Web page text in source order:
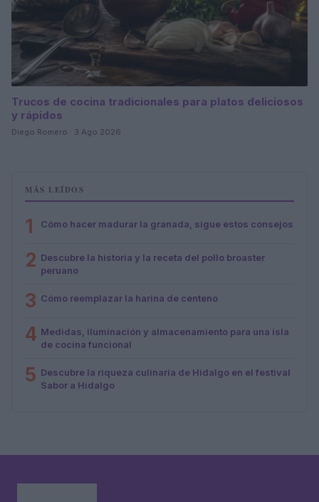
Trucos de cocina tradicionales para platos deliciosos
y rápidos
Diego Romero · 3 Ago 2026
MÁS LEÍDOS
1 Cómo hacer madurar la granada, sigue estos consejos
2 Descubre la historia y la receta del pollo broaster
peruano
3 Cómo reemplazar la harina de centeno
4 Medidas, iluminación y almacenamiento para una isla
de cocina funcional
5 Descubre la riqueza culinaria de Hidalgo en el festival
Sabor a Hidalgo